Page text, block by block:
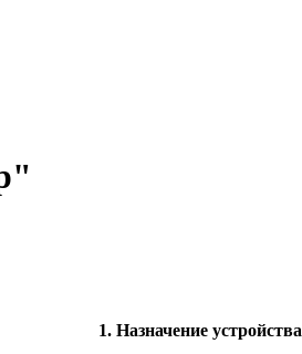
1. Назначение устройства